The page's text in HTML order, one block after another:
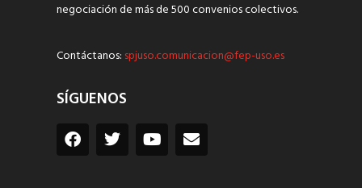
negociación de más de 500 convenios colectivos.
Contáctanos: spjuso.comunicacion@fep-uso.es
SÍGUENOS